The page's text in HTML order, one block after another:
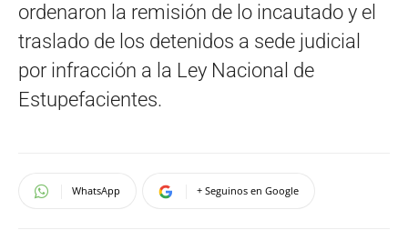
ordenaron la remisión de lo incautado y el
traslado de los detenidos a sede judicial
por infracción a la Ley Nacional de
Estupefacientes.
WhatsApp + Seguinos en Google